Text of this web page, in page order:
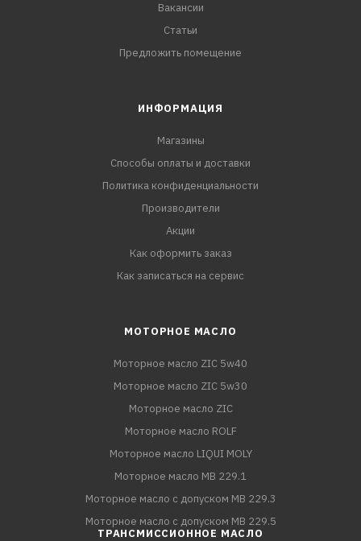
Вакансии
Статьи
Предложить помещение
ИНФОРМАЦИЯ
Магазины
Способы оплаты и доставки
Политика конфиденциальности
Производители
Акции
Как оформить заказ
Как записаться на сервис
МОТОРНОЕ МАСЛО
Моторное масло ZIC 5w40
Моторное масло ZIC 5w30
Моторное масло ZIC
Моторное масло ROLF
Моторное масло LIQUI MOLY
Моторное масло MB 229.1
Моторное масло с допуском MB 229.3
Моторное масло с допуском MB 229.5
ТРАНСМИССИОННОЕ МАСЛО